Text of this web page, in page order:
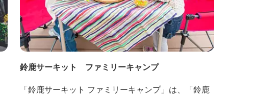
鈴鹿サーキット ファミリーキャンプ
「鈴鹿サーキット ファミリーキャンプ」は、「鈴鹿